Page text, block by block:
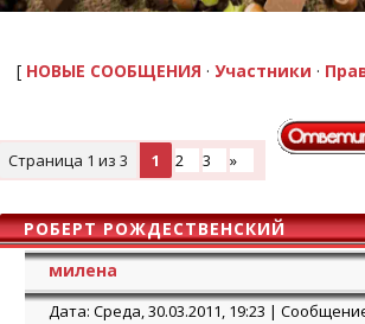
[ НОВЫЕ СООБЩЕНИЯ · Участники ·
Страница 1 из 3 1 2 3 »
РОБЕРТ РОЖДЕСТВЕНСКИЙ
милена
Дата: Среда, 30.03.2011, 19:23 |